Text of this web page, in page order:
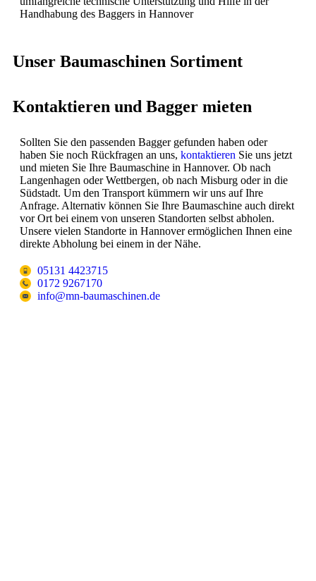
Handhabung des Baggers in Hannover
Unser Baumaschinen Sortiment
Kontaktieren und Bagger mieten
Sollten Sie den passenden Bagger gefunden haben oder
haben Sie noch Rückfragen an uns, kontaktieren Sie uns jetzt
und mieten Sie Ihre Baumaschine in Hannover. Ob nach
Langenhagen oder Wettbergen, ob nach Misburg oder in die
Südstadt. Um den Transport kümmern wir uns auf Ihre
Anfrage. Alternativ können Sie Ihre Baumaschine auch direkt
vor Ort bei einem von unseren Standorten selbst abholen.
Unsere vielen Standorte in Hannover ermöglichen Ihnen eine
direkte Abholung bei einem in der Nähe.
05131 4423715
0172 9267170
info@mn-baumaschinen.de